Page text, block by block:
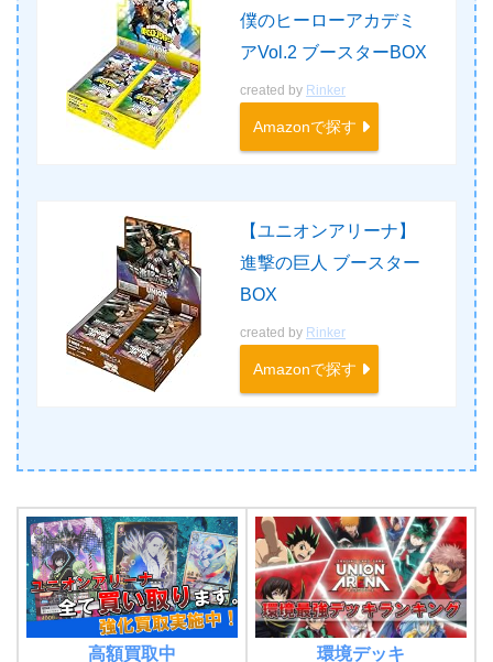
僕のヒーローアカデミ
アVol.2 ブースターBOX
created by Rinker
Amazonで探す
【ユニオンアリーナ】
進撃の巨人 ブースター
BOX
created by Rinker
Amazonで探す
高額買取中 環境デッキ